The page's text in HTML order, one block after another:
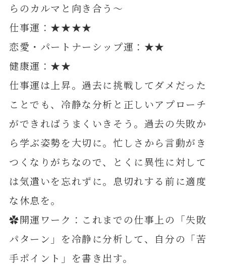
らのカルマと向き合う～
仕事運：★★★★
恋愛・パートナーシップ運：★★
健康運：★★
仕事運は上昇。過去に挑戦してダメだった
ことでも、冷静な分析と正しいアプローチ
ができればうまくいきそう。過去の失敗か
ら学ぶ姿勢を大切に。忙しさから言動がき
つくなりがちなので、とくに異性に対して
は気遣いを忘れずに。息切れする前に適度
な休息を。
✿開運ワーク：これまでの仕事上の「失敗
パターン」を冷静に分析して、自分の「苦
手ポイント」を書き出す。